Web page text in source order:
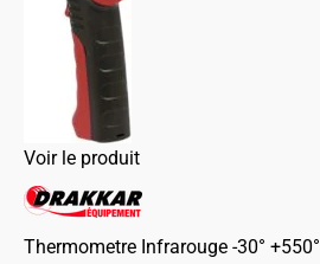
Voir le produit
Thermometre Infrarouge -30° +550°